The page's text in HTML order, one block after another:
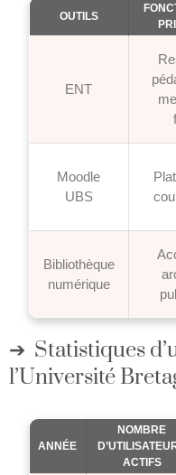
OUTILS
ENT
Moodle
UBS
Bibliothèque
numérique
Statistiques
l’Université
ANNÉE
NOMBRE
ACTIFS